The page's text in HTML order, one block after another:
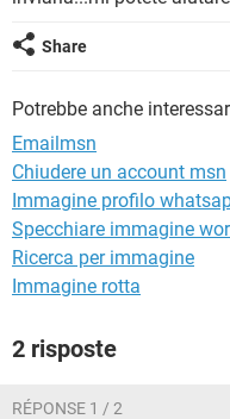
HARDWARE
INSTAGRAM
HARDWARE
Share
Potrebbe anche
Emailmsn
Chiudere un account msn
Immagine profilo
Specchiare immagine
Ricerca per immagine
Immagine rotta
2 risposte
RÉPONSE 1 / 2